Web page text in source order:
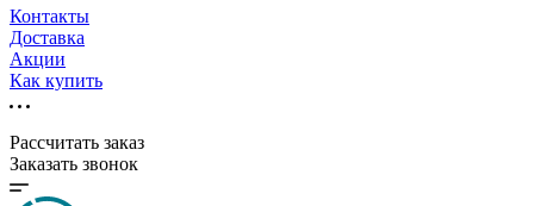
Контакты
Доставка
Акции
Как купить
Рассчитать заказ
Заказать звонок